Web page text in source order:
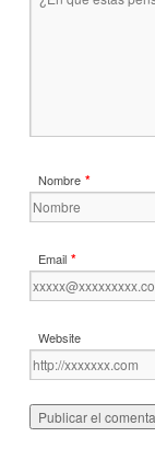
Nombre *
Email *
Website